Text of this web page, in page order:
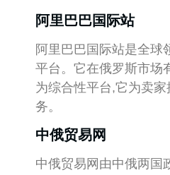
阿里巴巴国际站
阿里巴巴国际站是全球
平台。它在俄罗斯市场
为综合性平台,它为卖
务。
中俄贸易网
中俄贸易网由中俄两国